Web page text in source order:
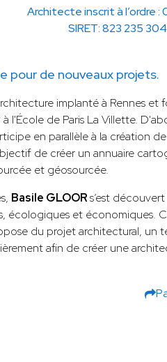
Architecte inscrit à l’ordre :
SIRET: 823 235
pour de nouveaux projets.
implanté à Rennes et
l'École de Paris La Villette.
en parallèle à la création de
de créer un annuaire
et géosourcée.
Basile GLOORs’est
écologiques et économiques.
du projet architectural, un
afin de créer une